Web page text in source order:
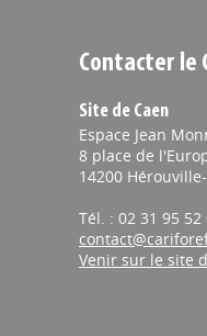
Contacter le
Site de Caen
Espace Jean
8 place de
14200
Tél. : 02 31 95 52
Venir sur le site